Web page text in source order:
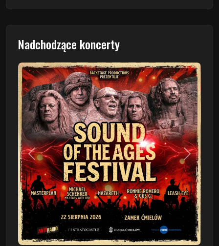
Nadchodzące koncerty
Poprzedni Następny